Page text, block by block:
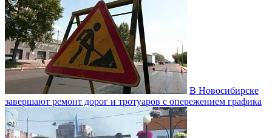
В Новосибирске
завершают ремонт дорог и тротуаров с опережением графика